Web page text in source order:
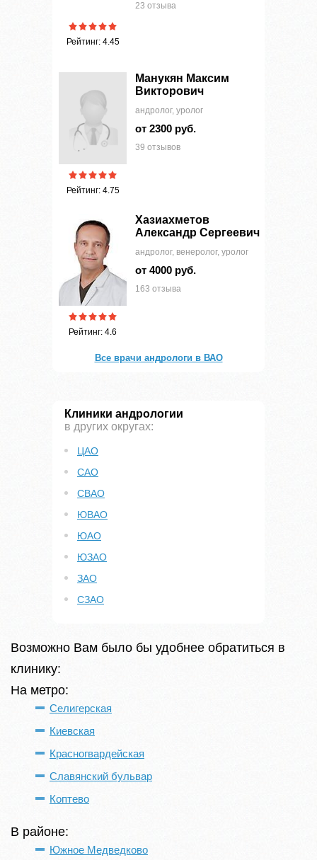
Рейтинг: 4.45
23 отзыва
Рейтинг: 4.75
Манукян Максим
Викторович
андролог, уролог
от 2300 руб.
39 отзывов
Рейтинг: 4.6
Хазиахметов
Александр Сергеевич
андролог, венеролог, уролог
от 4000 руб.
163 отзыва
Все врачи андрологи в ВАО
Клиники андрологии
в других округах:
ЦАО
САО
СВАО
ЮВАО
ЮАО
ЮЗАО
ЗАО
СЗАО
Возможно Вам было бы удобнее обратиться в
клинику:
На метро:
Селигерская
Киевская
Красногвардейская
Славянский бульвар
Коптево
В районе:
Южное Медведково